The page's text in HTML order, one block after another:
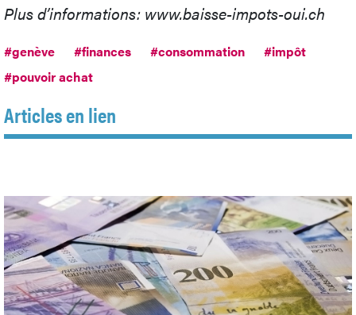
Plus d’informations: www.baisse-impots-oui.ch
#genève #finances #consommation
#impôt
#pouvoir achat
Articles en lien